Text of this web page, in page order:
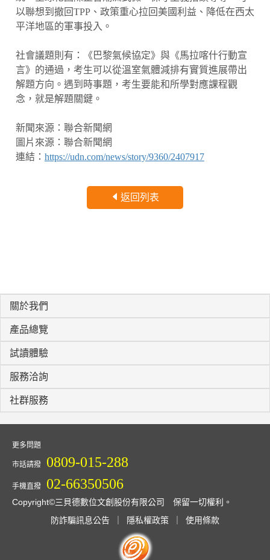
以聯想到撤回TPP、政策重心拉回美國利益、降低在西太
平洋地區的軍事投入。
社會議題則有：《巴黎氣候協定》與《馬拉喀什行動宣
言》的通過，考生可以從溫室氣體減排有實質進展帶出
解題方向。遇到時事題，考生要能和所學對應課程觀
念，就是解題關鍵。
新聞來源：聯合新聞網
圖片來源： 聯合新聞網
連結： https://udn.com/news/story/9360/2407917
返回列表
關於我們
產品總覽
試讀體驗
服務洽詢
社群服務
更多問題
市話請撥 0809-015-288
手機直撥 02-66350506
Copyright©三貝德數位文創股份有限公司 保留一切權利。
防詐騙訊息公告
隱私權政策 使用條款